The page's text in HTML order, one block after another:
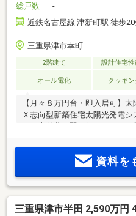
総戸数
-
近鉄名古屋線 津新町駅 徒歩20
三重県津市幸町
2階建て 設計住宅
オール電化 IHクッキン
【月々８万円台・即入居可】
Ｘ志向型新築住宅太陽光発電
きます。■環境・省エネ：太陽
ギー収支を効率化するＧＸ志
スムーズ■高性能：耐震等級３
帯：モデルハウス仕様の家具
ト図面では伝わらない広々とし
資料を
三重県津市半田 2,590万円